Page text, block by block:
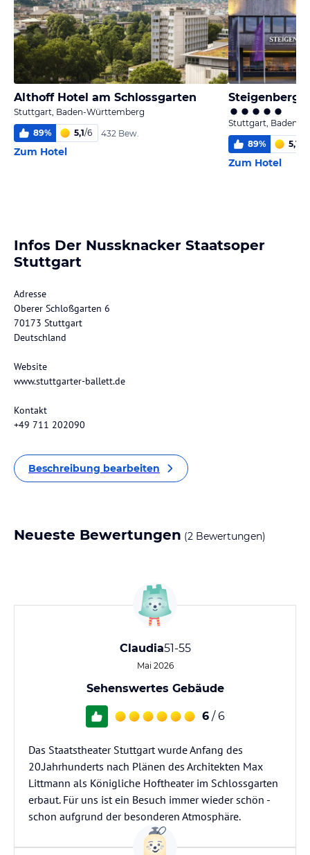
Althoff Hotel am Schlossgarten
Stuttgart, Baden-Württemberg
89% 5,1/6 432 Bew.
Zum Hotel
Stuttgart, Baden-
89% 5,1
Zum Hotel
Infos Der Nussknacker Staatsoper
Stuttgart
Adresse
Oberer Schloßgarten 6
70173 Stuttgart
Deutschland
Website
www.stuttgarter-ballett.de
Kontakt
+49 711 202090
Beschreibung bearbeiten
Neueste Bewertungen (2 Bewertungen)
Claudia51-55
Mai 2026
Sehenswertes Gebäude
6 / 6
Das Staatstheater Stuttgart wurde Anfang des
20.Jahrhunderts nach Plänen des Architekten Max
Littmann als Königliche Hoftheater im Schlossgarten
erbaut. Für uns ist ein Besuch immer wieder schön -
schon aufgrund der besonderen Atmosphäre.